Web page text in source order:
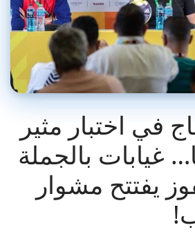
في اختبار مثير
غيابات بالجملة
يفتتح مشوار